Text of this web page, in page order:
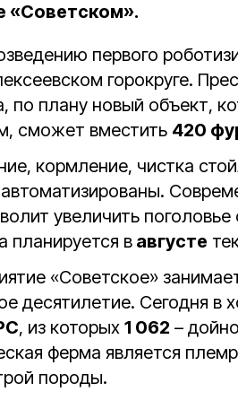
«Советском».
первого
горокруге.
по плану новый объект,
сможет вместить 420
кормление, чистка
увеличить поголовье
планируется в августе
«Советское»
десятилетие. Сегодня в
, из которых 1 062 –
ферма является
породы.